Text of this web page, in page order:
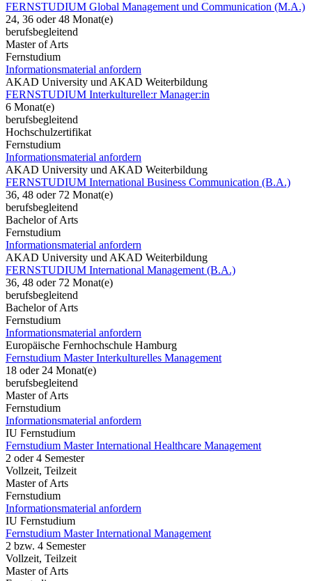
FERNSTUDIUM Global Management und Communication (M.A.)
24, 36 oder 48 Monat(e)
berufsbegleitend
Master of Arts
Fernstudium
Informationsmaterial anfordern
AKAD University und AKAD Weiterbildung
FERNSTUDIUM Interkulturelle:r Manager:in
6 Monat(e)
berufsbegleitend
Hochschulzertifikat
Fernstudium
Informationsmaterial anfordern
AKAD University und AKAD Weiterbildung
FERNSTUDIUM International Business Communication (B.A.)
36, 48 oder 72 Monat(e)
berufsbegleitend
Bachelor of Arts
Fernstudium
Informationsmaterial anfordern
AKAD University und AKAD Weiterbildung
FERNSTUDIUM International Management (B.A.)
36, 48 oder 72 Monat(e)
berufsbegleitend
Bachelor of Arts
Fernstudium
Informationsmaterial anfordern
Europäische Fernhochschule Hamburg
Fernstudium Master Interkulturelles Management
18 oder 24 Monat(e)
berufsbegleitend
Master of Arts
Fernstudium
Informationsmaterial anfordern
IU Fernstudium
Fernstudium Master International Healthcare Management
2 oder 4 Semester
Vollzeit, Teilzeit
Master of Arts
Fernstudium
Informationsmaterial anfordern
IU Fernstudium
Fernstudium Master International Management
2 bzw. 4 Semester
Vollzeit, Teilzeit
Master of Arts